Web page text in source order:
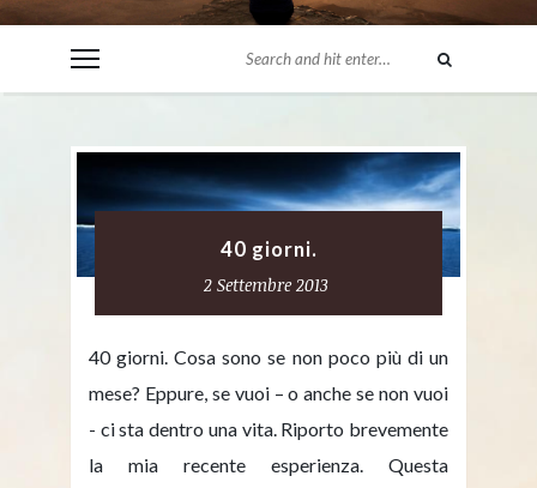
40 giorni.
2 Settembre 2013
40 giorni. Cosa sono se non poco più di un
mese? Eppure, se vuoi – o anche se non vuoi
- ci sta dentro una vita. Riporto brevemente
la mia recente esperienza. Questa